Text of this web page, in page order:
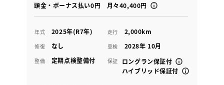
頭金・ボーナス払い0円 月々40,400円
年式 2025年(R7年) 走行 2,000km
修復 なし 車検 2028年 10月
整備 定期点検整備付 保証
ロングラン保証付
ハイブリッド保証付